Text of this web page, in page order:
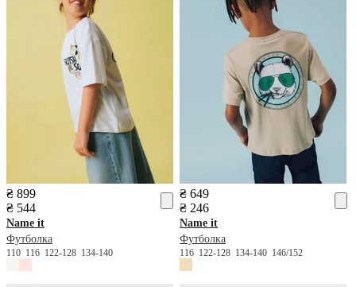
₴ 899
₴ 544
Name it
Футболка
110 116 122-128 134-140
₴ 649
₴ 246
Name it
Футболка
116 122-128 134-140 146/152